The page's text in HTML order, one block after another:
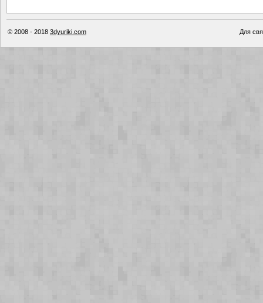
© 2008 - 2018 3dyuriki.com Для